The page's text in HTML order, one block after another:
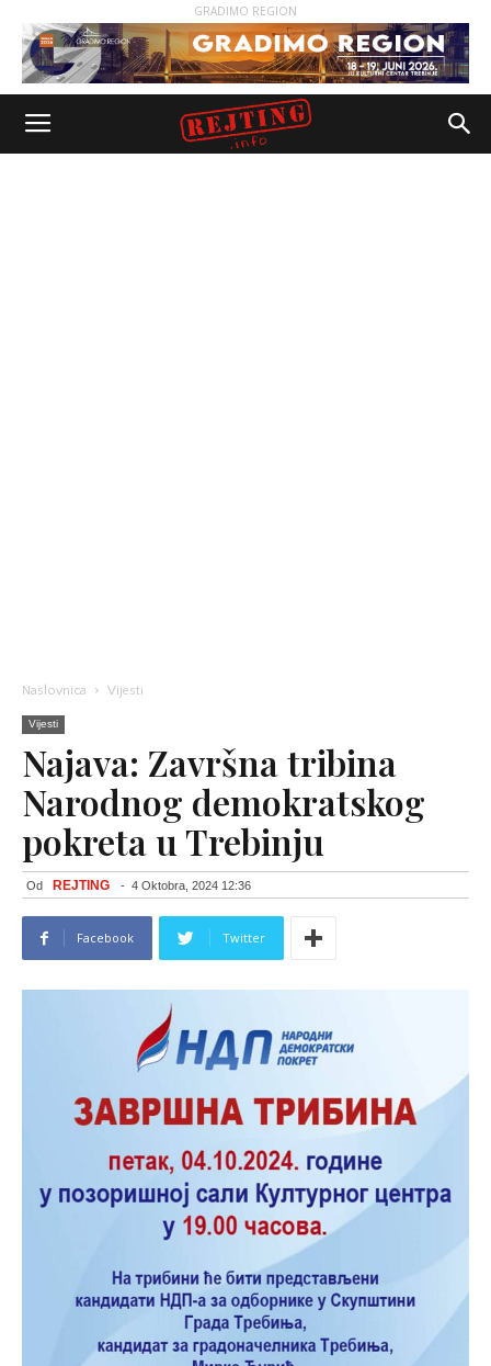
GRADIMO REGION
Naslovnica Vijesti
Vijesti
Najava: Završna tribina
Narodnog demokratskog
pokreta u Trebinju
Od REJTING - 4 Oktobra, 2024 12:36
Facebook Twitter